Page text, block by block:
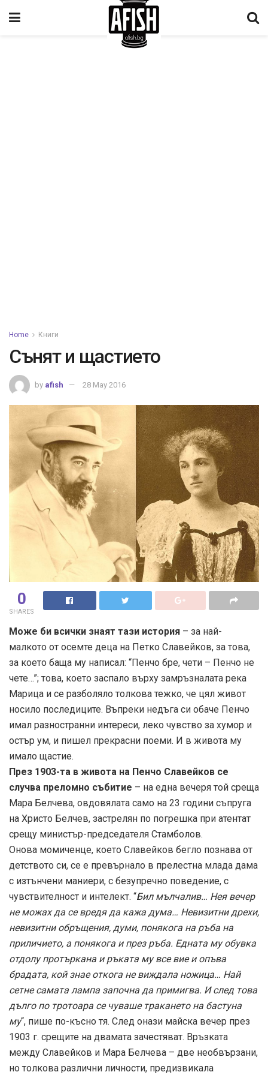
Home Книги
Сънят и щастието
by afish 28 May 2016
0
SHARES
Може би всички знаят тази история – за най-
малкото от осемте деца на Петко Славейков, за това,
за което баща му написал: “Пенчо бре, чети – Пенчо не
чете…”; това, което заспало върху замръзналата река
Марица и се разболяло толкова тежко, че цял живот
носило последиците. Въпреки недъга си обаче Пенчо
имал разностранни интереси, леко чувство за хумор и
остър ум, и пишел прекрасни поеми. И в живота му
имало щастие.
През 1903-та в живота на Пенчо Славейков се
случва преломно събитие – на една вечеря той среща
Мара Белчева, овдовялата само на 23 години съпруга
на Христо Белчев, застрелян по погрешка при атентат
срещу министър-председателя Стамболов.
Онова момиченце, което Славейков бегло познава от
детството си, се е превърнало в прелестна млада дама
с изтънчени маниери, с безупречно поведение, с
чувствителност и интелект. “Бил мълчалив… Нея вечер
не можах да се вредя да кажа дума… Невизитни дрехи,
невизитни обръщения, думи, понякога на ръба на
приличието, а понякога и през ръба. Едната му обувка
отдолу протъркана и ръката му все вие и опъва
брадата, кой знае откога не виждала ножица… Най
сетне самата лампа започна да примигва. И след това
дълго по тротоара се чуваше тракането на бастуна
му“, пише по-късно тя. След онази майска вечер през
1903 г. срещите на двамата зачестяват. Връзката
между Славейков и Мара Белчева – две необвързани,
но толкова различни личности, предизвикала